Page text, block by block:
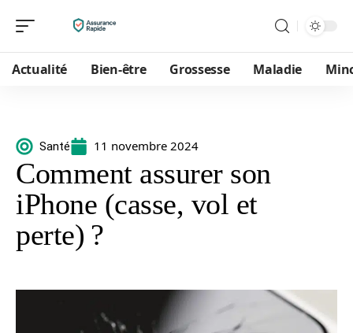
Actualité Bien-être Grossesse Maladie
Santé 11 novembre 2024
Comment assurer son
iPhone (casse, vol et
perte) ?